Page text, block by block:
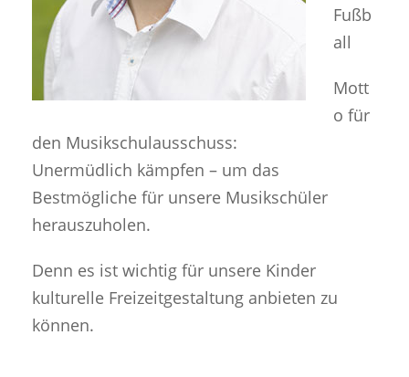
Fußb
all
Mott
o für
den Musikschulausschuss:
Unermüdlich kämpfen – um das
Bestmögliche für unsere Musikschüler
herauszuholen.
Denn es ist wichtig für unsere Kinder
kulturelle Freizeitgestaltung anbieten zu
können.